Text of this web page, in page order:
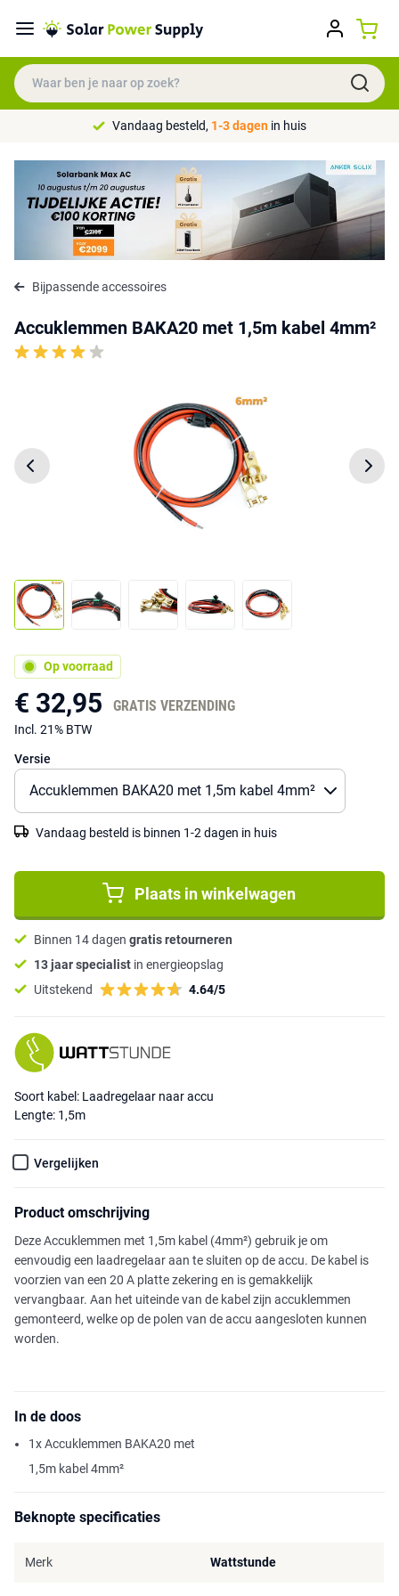
Vandaag besteld, 1-3 dagen in huis
Bijpassende accessoires
Accuklemmen BAKA20 met 1,5m kabel 4mm²
Op voorraad
€ 32,95 GRATIS VERZENDING
Incl. 21% BTW
Versie
Vandaag besteld is binnen 1-2 dagen in huis
Plaats in winkelwagen
Binnen 14 dagen gratis retourneren
13 jaar specialist in energieopslag
Uitstekend
4.64/5
Soort kabel: Laadregelaar naar accu
Lengte: 1,5m
Vergelijken
Product omschrijving
Deze Accuklemmen met 1,5m kabel (4mm²) gebruik je om
eenvoudig een laadregelaar aan te sluiten op de accu. De kabel is
voorzien van een 20 A platte zekering en is gemakkelijk
vervangbaar. Aan het uiteinde van de kabel zijn accuklemmen
gemonteerd, welke op de polen van de accu aangesloten kunnen
worden.
In de doos
1x Accuklemmen BAKA20 met
1,5m kabel 4mm²
Beknopte specificaties
Merk Wattstunde